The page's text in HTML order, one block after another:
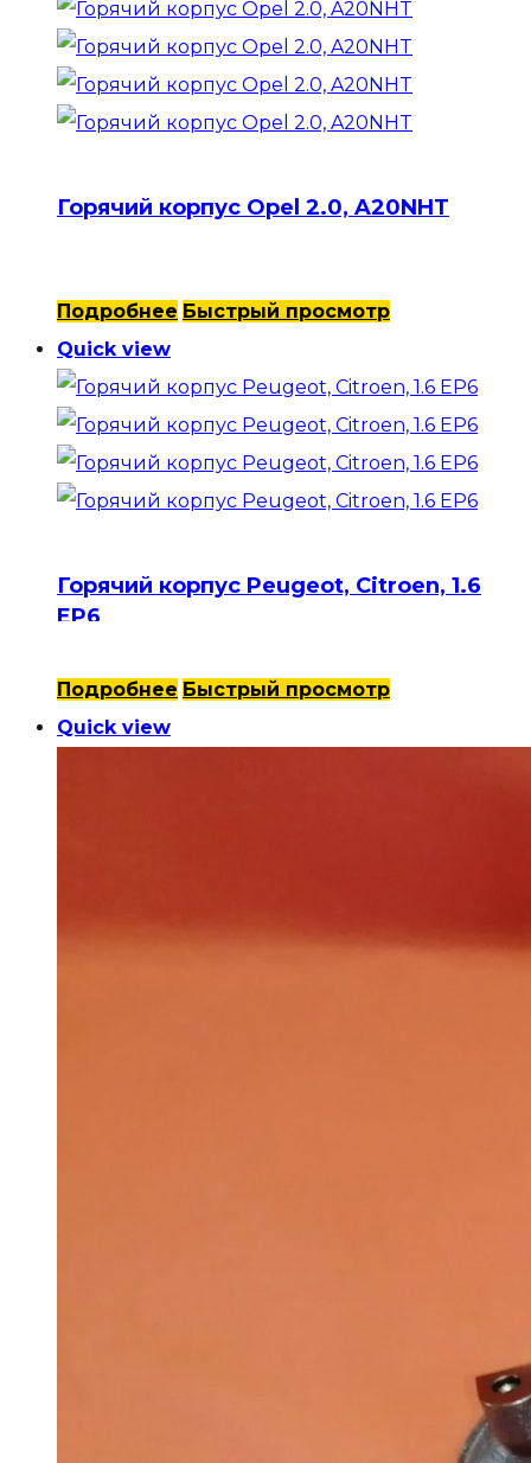
Горячий корпус Opel 2.0, A20NHT
Подробнее Быстрый просмотр
Quick view
Горячий корпус Peugeot, Citroen, 1.6
EP6
Подробнее Быстрый просмотр
Quick view